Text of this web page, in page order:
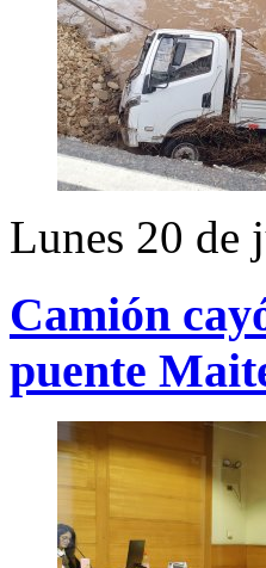
Lunes 20 de
Camión
puente